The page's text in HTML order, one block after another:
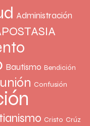
Administración
Bautismo Bendición
Confusión
Cristo Crúz